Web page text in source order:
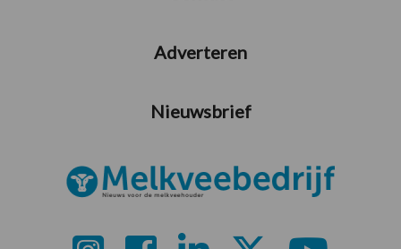
Adverteren
Nieuwsbrief